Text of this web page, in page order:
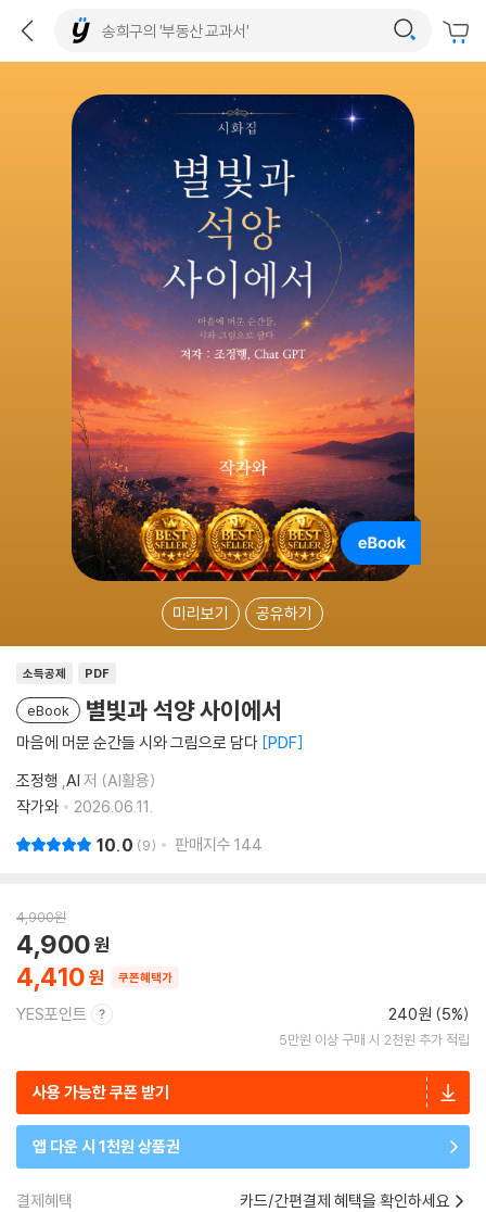
미리보기 공유하기
소득공제 PDF
eBook 별빛과 석양 사이에서
마음에 머문 순간들 시와 그림으로 담다 PDF
조정행 ,AI 저 (AI활용)
작가와
2026.06.11.
10.0 9 판매지수 144
4,900원
4,410
4,900
쿠폰혜택가
YES포인트 240원 (5%)
5만원 이상 구매 시 2천원 추가 적립
사용 가능한 쿠폰 받기
앱 다운 시 1천원 상품권
결제혜택 카드/간편결제 혜택을 확인하세요